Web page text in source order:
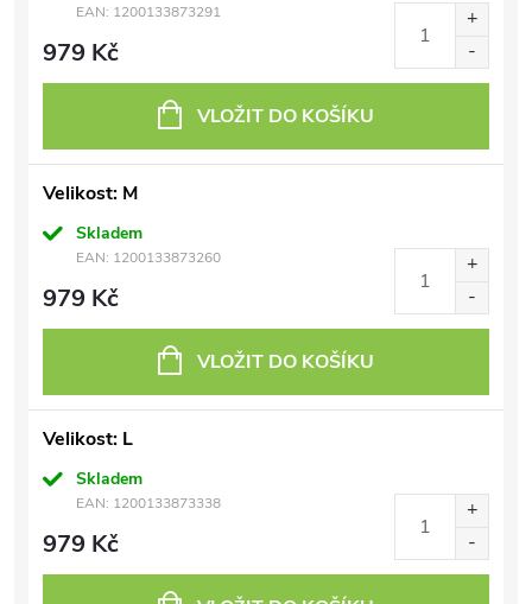
EAN: 1200133873291
979 Kč
VLOŽIT DO KOŠÍKU
Velikost: M
Skladem
EAN: 1200133873260
979 Kč
VLOŽIT DO KOŠÍKU
Velikost: L
Skladem
EAN: 1200133873338
979 Kč